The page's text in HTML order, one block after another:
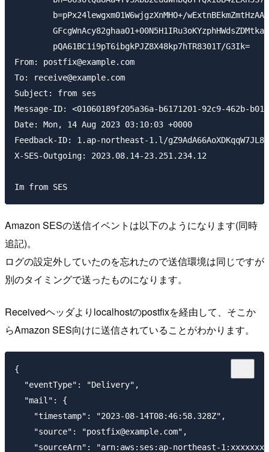
From: postfix@example.com
To: receive@example.com
Subject: from ses
Message-ID: <01060189f205a36a-b6171201-92c9-462b-
Date: Mon, 14 Aug 2023 03:10:03 +0000
Feedback-ID: 1.ap-northeast-1.l/
X-SES-Outgoing: 2023.08.14-23.251.234.12
Amazon SESの送信イベントは以下のようになります(同時
追記)。
ログの設定外していたのを忘れたので送信環境は同じですが
別のタイミングで送ったものになります。
Receivedヘッダよりlocalhostのpostfixを経由して、そこか
らAmazon SES向けに送信されていることがわかります。
{
  "eventType": "Delivery",
  "mail": {
    "timestamp": "2023-08-14T08:46:58.328Z",
    "source": "postfix@example.com",
"sourceArn": "arn:aws:ses:ap-northeast-